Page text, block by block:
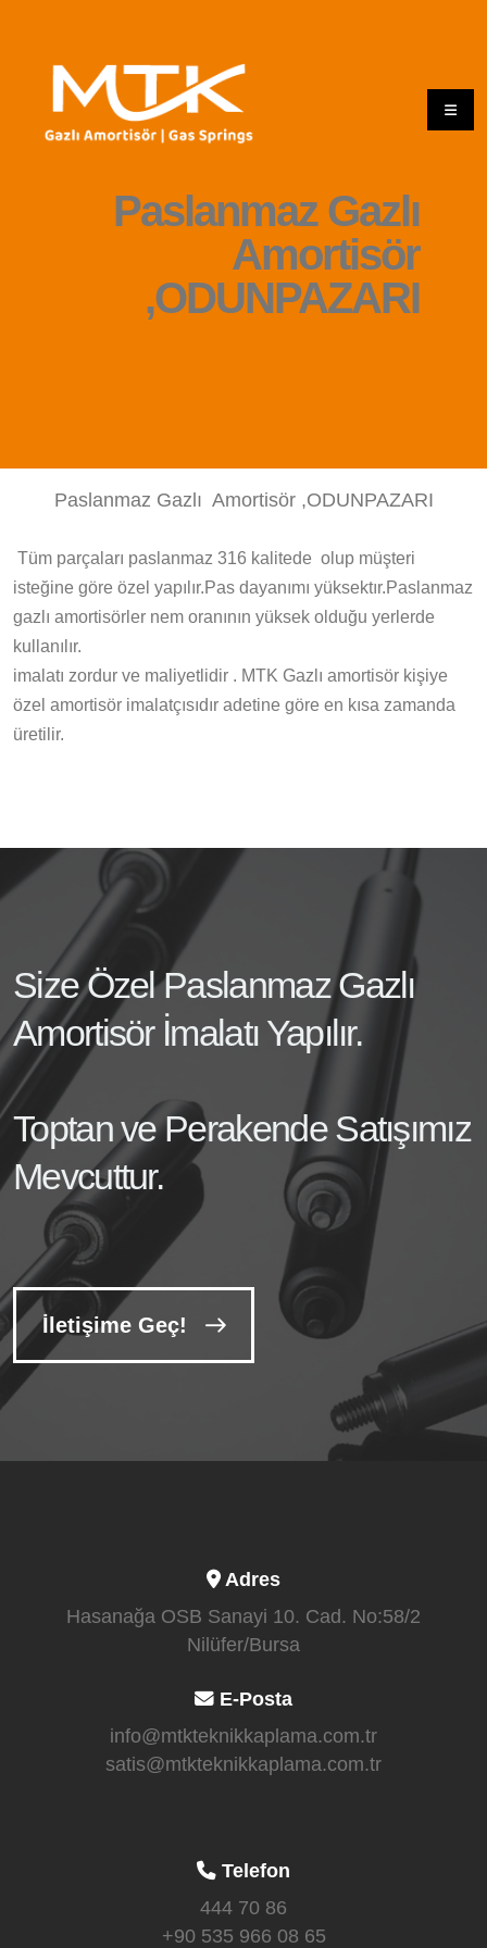
Paslanmaz Gazlı
Amortisör
,ODUNPAZARI
Paslanmaz Gazlı Amortisör ,ODUNPAZARI
Tüm parçaları paslanmaz 316 kalitede olup müşteri
isteğine göre özel yapılır.Pas dayanımı yüksektır.Paslanmaz
gazlı amortisörler nem oranının yüksek olduğu yerlerde
kullanılır.
imalatı zordur ve maliyetlidir . MTK Gazlı amortisör kişiye
özel amortisör imalatçısıdır adetine göre en kısa zamanda
üretilir.
Size Özel Paslanmaz Gazlı
Amortisör İmalatı Yapılır.
Toptan ve Perakende Satışımız
Mevcuttur.
İletişime Geç!
Adres
Hasanağa OSB Sanayi 10. Cad. No:58/2
Nilüfer/Bursa
E-Posta
info@mtkteknikkaplama.com.tr
satis@mtkteknikkaplama.com.tr
Telefon
444 70 86
+90 535 966 08 65